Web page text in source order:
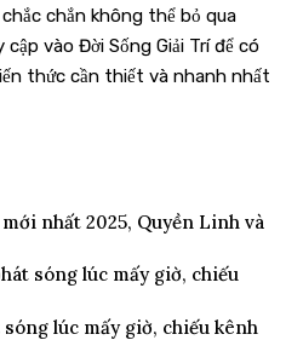
chắn không thể bỏ qua
cập vào Đời Sống Giải Tríđể có
thức cần thiết và nhanh nhất
nhất 2025, Quyền Linh và
sóng lúc mấy giờ, chiếu
lúc mấy giờ, chiếu kênh